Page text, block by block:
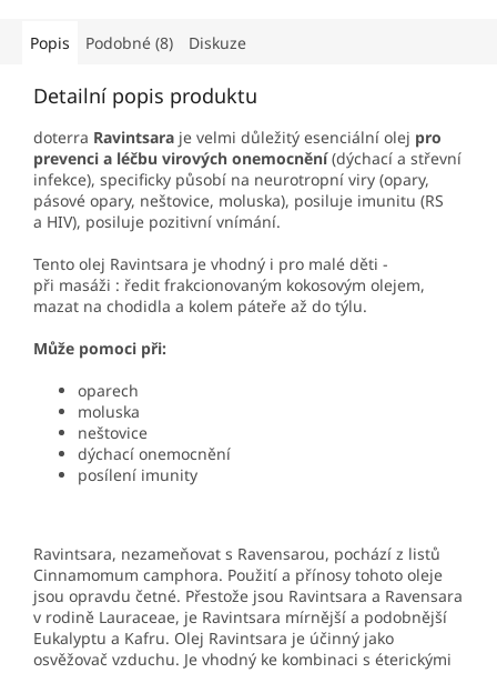
Popis Podobné (8) Diskuze
Detailní popis produktu
doterra Ravintsara je velmi důležitý esenciální olej pro
prevenci a léčbu virových onemocnění(dýchací a střevní
infekce), specificky působí na neurotropní viry (opary,
pásové opary, neštovice, moluska), posiluje imunitu (RS
a HIV), posiluje pozitivní vnímání.
Tento olej Ravintsara je vhodný i pro malé děti -
při masáži : ředit frakcionovaným kokosovým olejem,
mazat na chodidla a kolem páteře až do týlu.
Může pomoci při:
oparech
moluska
neštovice
dýchací onemocnění
posílení imunity
Ravintsara, nezameňovat s Ravensarou, pochází z listů
Cinnamomum camphora. Použití a přínosy tohoto oleje
jsou opravdu četné. Přestože jsou Ravintsara a Ravensara
v rodině Lauraceae, je Ravintsara mírnější a podobnější
Eukalyptu a Kafru. Olej Ravintsara je účinný jako
osvěžovač vzduchu. Je vhodný ke kombinaci s éterickými